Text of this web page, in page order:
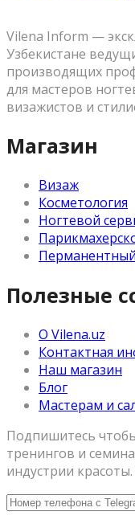
Vilena Inform —
Узбекистане
производящих
для мастеров
визажистов и
Магазин
Визаж
Косметология
Ногтевой
Полезные
О Vilena.uz
Контактная
Наш магазин
Блог
Мастерам и
Подпишитесь
тренингов и
индустрии красоты.